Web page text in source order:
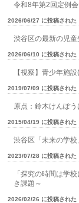
令和8年第2回定例
2026/06/27 に投稿された
渋谷区の最新の児
2026/06/10 に投稿された
【視察】青少年施
2019/07/09 に投稿された
原点：鈴木けんぽ
2015/04/19 に投稿された
渋谷区「未来の学
2023/07/28 に投稿された
「探究の時間は学
き課題～
2026/02/26 に投稿された